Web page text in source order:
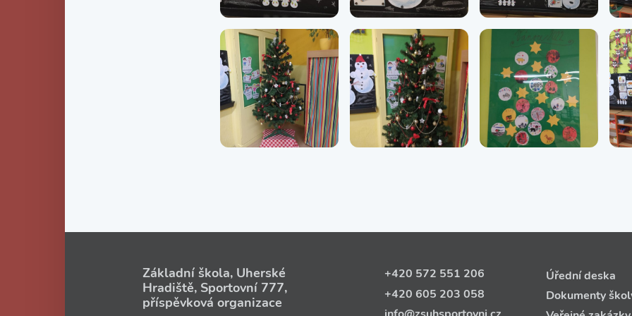
Základní škola, Uherské
Hradiště, Sportovní 777,
příspěvková organizace
+420 572 551 206
+420 605 203 058
Úřední deska
Dokumenty